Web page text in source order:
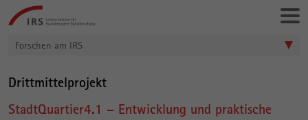
Gehe
direkt
Leibniz-
Institut
Forschen am IRS
Drittmittelprojekt
StadtQuartier4.1 – Entwicklung und praktische